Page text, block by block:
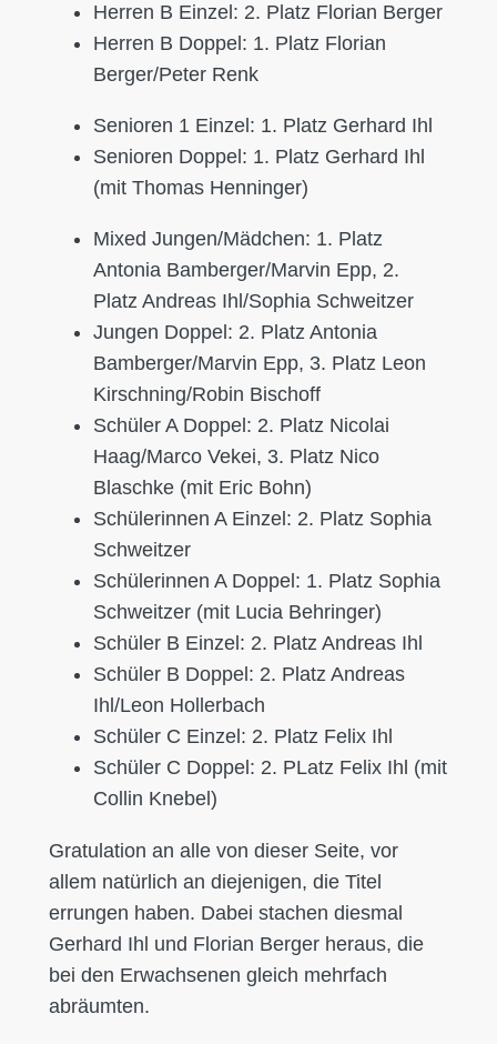
Herren B Einzel: 2. Platz Florian Berger
Herren B Doppel: 1. Platz Florian
Berger/Peter Renk
Senioren 1 Einzel: 1. Platz Gerhard Ihl
Senioren Doppel: 1. Platz Gerhard Ihl
(mit Thomas Henninger)
Mixed Jungen/Mädchen: 1. Platz
Antonia Bamberger/Marvin Epp, 2.
Platz Andreas Ihl/Sophia Schweitzer
Jungen Doppel: 2. Platz Antonia
Bamberger/Marvin Epp, 3. Platz Leon
Kirschning/Robin Bischoff
Schüler A Doppel: 2. Platz Nicolai
Haag/Marco Vekei, 3. Platz Nico
Blaschke (mit Eric Bohn)
Schülerinnen A Einzel: 2. Platz Sophia
Schweitzer
Schülerinnen A Doppel: 1. Platz Sophia
Schweitzer (mit Lucia Behringer)
Schüler B Einzel: 2. Platz Andreas Ihl
Schüler B Doppel: 2. Platz Andreas
Ihl/Leon Hollerbach
Schüler C Einzel: 2. Platz Felix Ihl
Schüler C Doppel: 2. PLatz Felix Ihl (mit
Collin Knebel)
Gratulation an alle von dieser Seite, vor
allem natürlich an diejenigen, die Titel
errungen haben. Dabei stachen diesmal
Gerhard Ihl und Florian Berger heraus, die
bei den Erwachsenen gleich mehrfach
abräumten.